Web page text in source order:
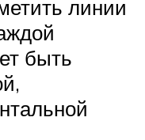
линии
быть